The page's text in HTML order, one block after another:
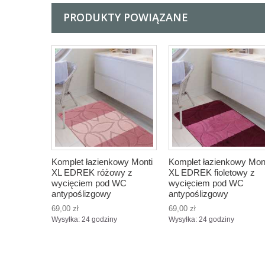
PRODUKTY POWIĄZANE
Komplet łazienkowy Monti
XL EDREK różowy z
wycięciem pod WC
antypoślizgowy
69,00 zł
Wysyłka: 24 godziny
Komplet łazienkowy
XL EDREK fioletowy z
wycięciem pod WC
antypoślizgowy
69,00 zł
Wysyłka: 24 godziny